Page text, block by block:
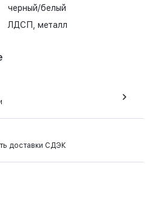
черный/белый
ЛДСП, металл
доставки СДЭК